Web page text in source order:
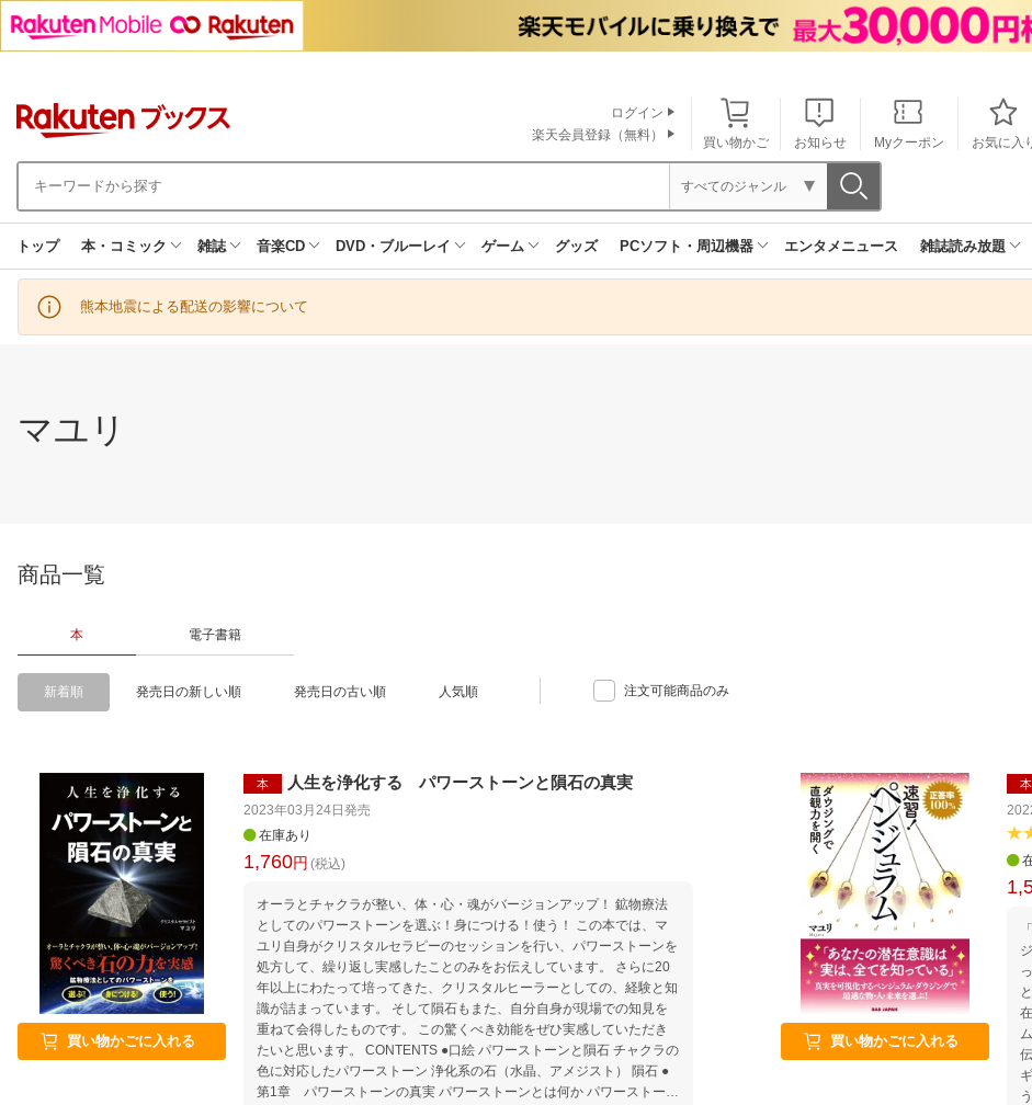
買い物かご お知らせ Myクーポン お気に入
ログイン
楽天会員登録（無料）
すべてのジャンル
トップ 本・コミック 雑誌 音楽CD DVD・ブルーレイ ゲーム グッズ PCソフト・周辺機器 エンタメニュース 雑誌読み放題
熊本地震による配送の影響について
マユリ
商品一覧
本 電子書籍
新着順 発売日の新しい順 発売日の古い順 人気順 注文可能商品のみ
買い物かごに入れる
本 人生を浄化する パワーストーンと隕石の真実
2023年03月24日発売
在庫あり
1,760円 (税込)
オーラとチャクラが整い、体・心・魂がバージョンアップ！ 鉱物療法
としてのパワーストーンを選ぶ！身につける！使う！ この本では、マ
ユリ自身がクリスタルセラピーのセッションを行い、パワーストーンを
処方して、繰り返し実感したことのみをお伝えしています。 さらに20
年以上にわたって培ってきた、クリスタルヒーラーとしての、経験と知
識が詰まっています。 そして隕石もまた、自分自身が現場での知見を
重ねて会得したものです。 この驚くべき効能をぜひ実感していただき
たいと思います。 CONTENTS ●口絵 パワーストーンと隕石 チャクラの
色に対応したパワーストーン 浄化系の石（水晶、アメジスト） 隕石 ●
第1章 パワーストーンの真実 パワーストーンとは何か パワーストーン
買い物かごに入れる
本
ジ
ム”です。
伝授。 ペンジュラ